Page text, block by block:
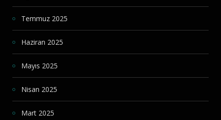
Temmuz 2025
Haziran 2025
Mayıs 2025
Nisan 2025
Mart 2025